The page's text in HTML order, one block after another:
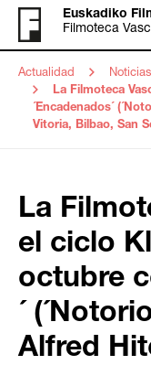
Euskadiko
Filmoteca
Actualidad
Noticias
La Filmoteca
´Encadenados´
Vitoria, Bilbao, San
La
el ciclo
octubre
´
Alfred